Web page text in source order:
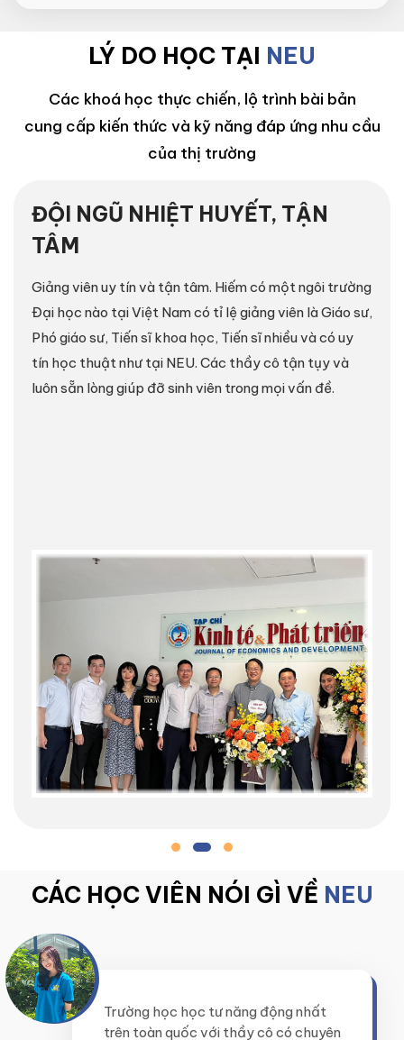
LÝ DO HỌC TẠI NEU
Các khoá học thực chiến, lộ trình bài bản
cung cấp kiến thức và kỹ năng đáp ứng nhu cầu
của thị trường
ĐỘI NGŨ NHIỆT HUYẾT, TẬN
TÂM
Giảng viên uy tín và tận tâm. Hiếm có một ngôi trường
Đại học nào tại Việt Nam có tỉ lệ giảng viên là Giáo sư,
Phó giáo sư, Tiến sĩ khoa học, Tiến sĩ nhiều và có uy
tín học thuật như tại NEU. Các thầy cô tận tụy và
luôn sẵn lòng giúp đỡ sinh viên trong mọi vấn đề.
CÁC HỌC VIÊN NÓI GÌ VỀ NEU
Trường học học tư năng động nhất
trên toàn quốc với thầy cô có chuyên